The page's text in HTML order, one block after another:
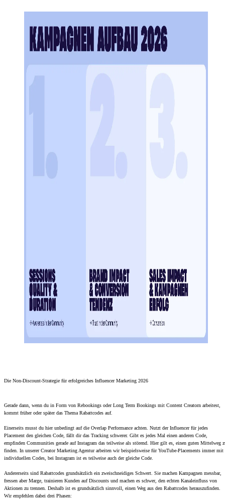
Die Non-Discount-Strategie für erfolgreiches Influencer Marketing 2026
Gerade dann, wenn du in Form von Rebookings oder Long Term Bookings mit Content Creatorn arbeitest,
kommt früher oder später das Thema Rabattcodes auf.
Einerseits musst du hier unbedingt auf die Overlap Performance achten. Nutzt der Influencer für jedes
Placement den gleichen Code, fällt dir das Tracking schwerer. Gibt es jedes Mal einen anderen Code,
empfinden Communities gerade auf Instagram das teilweise als störend. Hier gilt es, einen guten Mittelweg
finden. In unserer Creator Marketing Agentur arbeiten wir beispielsweise für YouTube-Placements immer mit
individuellen Codes, bei Instagram ist es teilweise auch der gleiche Code.
Andererseits sind Rabattcodes grundsätzlich ein zweischneidiges Schwert. Sie machen Kampagnen messbar,
fressen aber Marge, trainieren Kunden auf Discounts und machen es schwer, den echten Kanaleinfluss von
Aktionen zu trennen. Deshalb ist es grundsätzlich sinnvoll, einen Weg aus den Rabattcodes herauszufinden.
Wir empfehlen dabei drei Phasen: